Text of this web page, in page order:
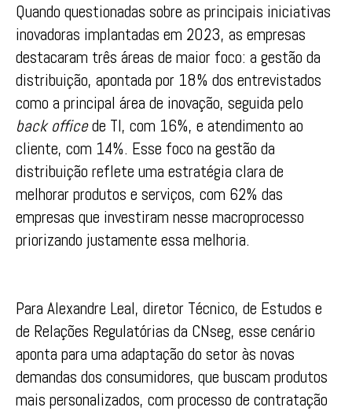
Quando questionadas sobre as principais iniciativas
inovadoras implantadas em 2023, as empresas
destacaram três áreas de maior foco: a gestão da
distribuição, apontada por 18% dos entrevistados
como a principal área de inovação, seguida pelo
back officede TI, com 16%, e atendimento ao
cliente, com 14%. Esse foco na gestão da
distribuição reflete uma estratégia clara de
melhorar produtos e serviços, com 62% das
empresas que investiram nesse macroprocesso
priorizando justamente essa melhoria.
Para Alexandre Leal, diretor Técnico, de Estudos e
de Relações Regulatórias da CNseg, esse cenário
aponta para uma adaptação do setor às novas
demandas dos consumidores, que buscam produtos
mais personalizados, com processo de contratação